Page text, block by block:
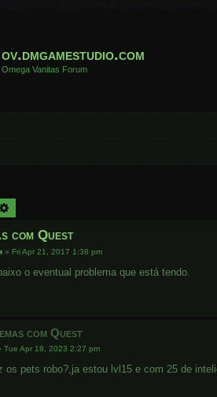
ov.dmgamestudio.com
Omega Vanitas Forum
com Quest
» Fri Apr 21, 2017 1:38 pm
o eventual problema que está tendo.
com Quest
Tue Apr 18, 2023 2:27 pm
os pets robo?,ja estou lvl15 e com 25 de